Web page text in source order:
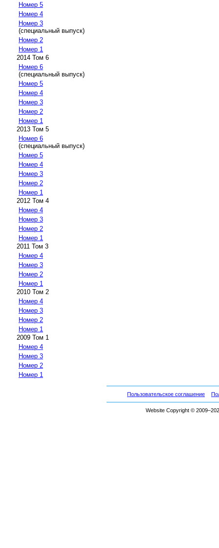
Номер 5
Номер 4
Номер 3
(специальный выпуск)
Номер 2
Номер 1
2014 Том 6
Номер 6
(специальный выпуск)
Номер 5
Номер 4
Номер 3
Номер 2
Номер 1
2013 Том 5
Номер 6
(специальный выпуск)
Номер 5
Номер 4
Номер 3
Номер 2
Номер 1
2012 Том 4
Номер 4
Номер 3
Номер 2
Номер 1
2011 Том 3
Номер 4
Номер 3
Номер 2
Номер 1
2010 Том 2
Номер 4
Номер 3
Номер 2
Номер 1
2009 Том 1
Номер 4
Номер 3
Номер 2
Номер 1
Пользовательское соглашение
Website Copyright ©